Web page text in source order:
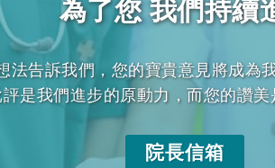
為了您 我們持續
法告訴我們，您的寶貴意見將成為
是我們進步的原動力，而您的讚美
院長信箱